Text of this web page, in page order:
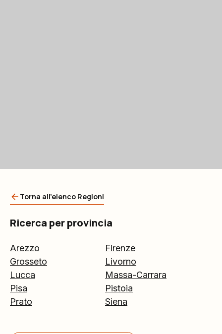
Torna all'elenco Regioni
Ricerca per provincia
Arezzo
Firenze
Grosseto
Livorno
Lucca
Massa-Carrara
Pisa
Pistoia
Prato
Siena